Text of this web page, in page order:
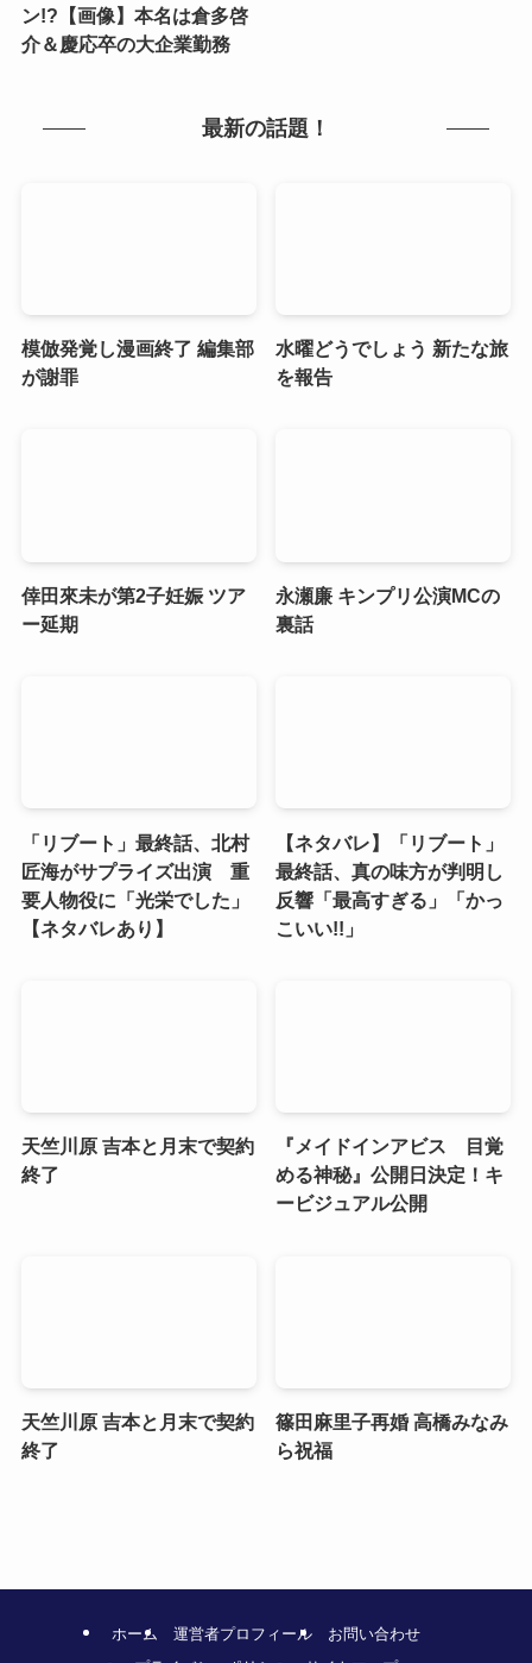
ン!?【画像】本名は倉多啓
介＆慶応卒の大企業勤務
最新の話題！
模倣発覚し漫画終了 編集部
が謝罪
水曜どうでしょう 新たな旅
を報告
倖田來未が第2子妊娠 ツア
ー延期
永瀬廉 キンプリ公演MCの
裏話
「リブート」最終話、北村
匠海がサプライズ出演 重
要人物役に「光栄でした」
【ネタバレあり】
【ネタバレ】「リブート」
最終話、真の味方が判明し
反響「最高すぎる」「かっ
こいい!!」
天竺川原 吉本と月末で契約
終了
『メイドインアビス 目覚
める神秘』公開日決定！キ
ービジュアル公開
天竺川原 吉本と月末で契約
終了
篠田麻里子再婚 高橋みなみ
ら祝福
ホーム 運営者プロフィール
お問い合わせ